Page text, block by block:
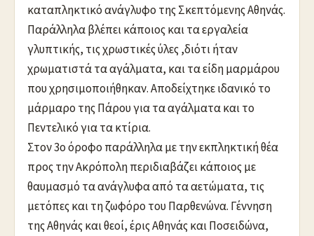
καταπληκτικό ανάγλυφο της Σκεπτόμενης Αθηνάς.
Παράλληλα βλέπει κάποιος και τα εργαλεία
γλυπτικής, τις χρωστικές ύλες ,διότι ήταν
χρωματιστά τα αγάλματα, και τα είδη μαρμάρου
που χρησιμοποιήθηκαν. Αποδείχτηκε ιδανικό το
μάρμαρο της Πάρου για τα αγάλματα και το
Πεντελικό για τα κτίρια.
Στον 3ο όροφο παράλληλα με την εκπληκτική θέα
προς την Ακρόπολη περιδιαβάζει κάποιος με
θαυμασμό τα ανάγλυφα από τα αετώματα, τις
μετόπες και τη ζωφόρο του Παρθενώνα. Γέννηση
της Αθηνάς και θεοί, έρις Αθηνάς και Ποσειδώνα,